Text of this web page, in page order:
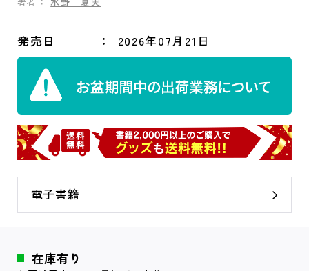
発売日 2026年07月21日
電子書籍
在庫有り